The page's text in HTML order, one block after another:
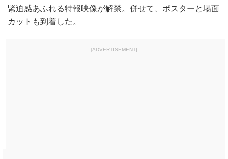
緊迫感あふれる特報映像が解禁。併せて、ポスターと場面
カットも到着した。
[ADVERTISEMENT]